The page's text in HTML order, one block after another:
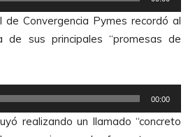
de Convergencia Pymes recordó al
de sus principales “promesas de
00:00
realizando un llamado “concreto